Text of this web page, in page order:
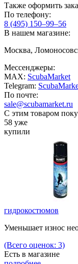
Также оформить
По телефону:
8 (495) 150–99–56
В нашем магазине:
Москва,
Мессенджеры:
MAX: ScubaMarket
Telegram:
По почте:
sale@scubamarket.ru
С этим товаром
58 уже
купили
гидрокостюмов
Уменьшает износ
(Всего оценок: 3)
Есть в магазине